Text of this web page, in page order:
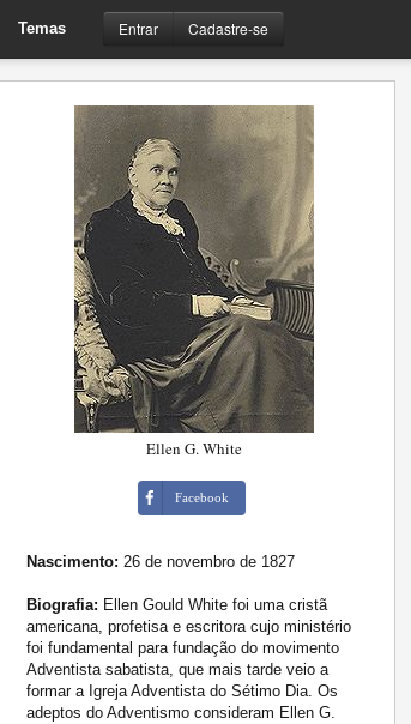
Temas Entrar Cadastre-se
Ellen G. White
Facebook
Nascimento: 26 de novembro de 1827
Biografia: Ellen Gould White foi uma cristã
americana, profetisa e escritora cujo ministério
foi fundamental para fundação do movimento
Adventista sabatista, que mais tarde veio a
formar a Igreja Adventista do Sétimo Dia. Os
adeptos do Adventismo consideram Ellen G.